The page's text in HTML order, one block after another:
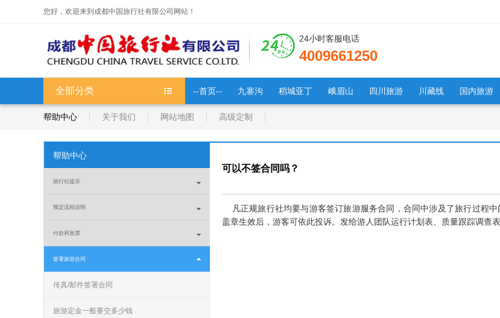
您好，欢迎来到成都中国旅行社有限公司网站！
24小时客服电话
4009661250
全部分类 --首页-- 九寨沟 稻城亚丁 峨眉山 四川旅游 川藏线 国内旅游
帮助中心 关于我们 网站地图 高级定制
帮助中心
旅行社提示
预定流程说明
付款和发票
签署旅游合同
传真/邮件签署合同
旅游定金一般要交多少钱
可以不签合同吗？
凡正规旅行社均要与游客签订旅游服务合同，合同中涉及了旅行过程
盖章生效后，游客可依此投诉。发给游人团队运行计划表、质量跟踪调查